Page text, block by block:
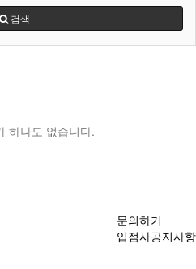
검색
하나도 없습니다.
문의하기
입점사공지사항